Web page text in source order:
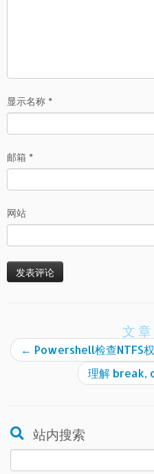
显示名称 *
邮箱 *
网站
文
← Powershell检查NTFS
理解 break,
站内搜索
索：